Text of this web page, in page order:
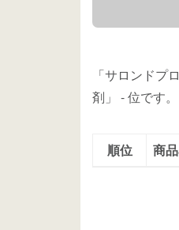
「サロンドプ
剤」 -位です。
順位 商